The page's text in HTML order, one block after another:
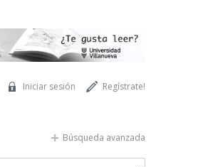
Regístrate!
Iniciar sesión
Búsqueda avanzada